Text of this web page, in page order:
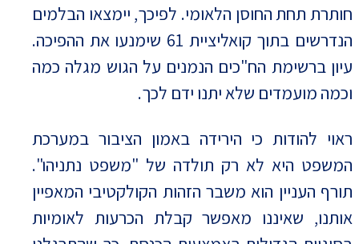
חותרת תחת החוסן הלאומי. לפיכך, יימצאו הבלמים
הנדרשים בתוך קואליציית 61 שימנעו את ההפיכה.
עיון ברשימת הח"כים הנמנים על הגוש מגלה כמה
וכמה מועמדים שלא יתנו ידם לכך.
ראוי להודות כי הירידה באמון הציבור במערכת
המשפט היא לא רק תולדה של "משפט נתניהו".
תורף העניין הוא משבר הזהות הקולקטיבי המאפיין
אותנו, שאיננו מאפשר קבלת הכרעות לאומיות